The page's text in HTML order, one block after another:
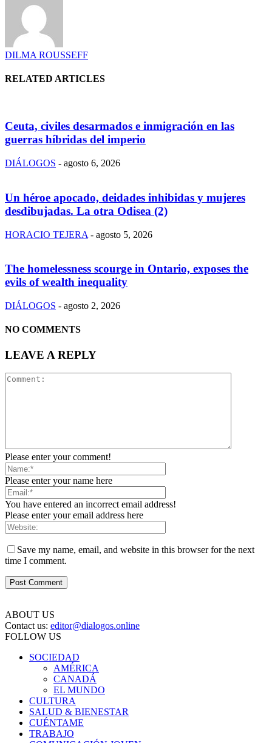
DILMA ROUSSEFF
RELATED ARTICLES
Ceuta, civiles desarmados e inmigración en las
guerras híbridas del imperio
DIÁLOGOS - agosto 6, 2026
Un héroe apocado, deidades inhibidas y mujeres
desdibujadas. La otra Odisea (2)
HORACIO TEJERA - agosto 5, 2026
The homelessness scourge in Ontario, exposes the
evils of wealth inequality
DIÁLOGOS - agosto 2, 2026
NO COMMENTS
LEAVE A REPLY
Please enter your comment!
Please enter your name here
You have entered an incorrect email address!
Please enter your email address here
Save my name, email, and website in this browser for the next
time I comment.
ABOUT US
Contact us: editor@dialogos.online
FOLLOW US
SOCIEDAD
AMÉRICA
CANADÁ
EL MUNDO
CULTURA
SALUD & BIENESTAR
CUÉNTAME
TRABAJO